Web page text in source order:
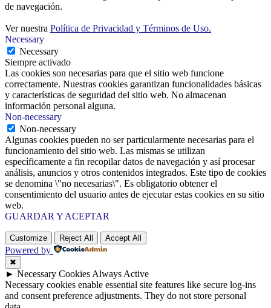
de navegación.
Ver nuestra Política de Privacidad y Términos de Uso.
Necessary
Necessary
Siempre activado
Las cookies son necesarias para que el sitio web funcione
correctamente. Nuestras cookies garantizan funcionalidades básicas
y características de seguridad del sitio web. No almacenan
información personal alguna.
Non-necessary
Non-necessary
Algunas cookies pueden no ser particularmente necesarias para el
funcionamiento del sitio web. Las mismas se utilizan
específicamente a fin recopilar datos de navegación y así procesar
análisis, anuncios y otros contenidos integrados. Este tipo de cookies
se denomina \"no necesarias\". Es obligatorio obtener el
consentimiento del usuario antes de ejecutar estas cookies en su sitio
web.
GUARDAR Y ACEPTAR
Customize Reject All Accept All
Powered by
✖
► Necessary Cookies Always Active
Necessary cookies enable essential site features like secure log-ins
and consent preference adjustments. They do not store personal